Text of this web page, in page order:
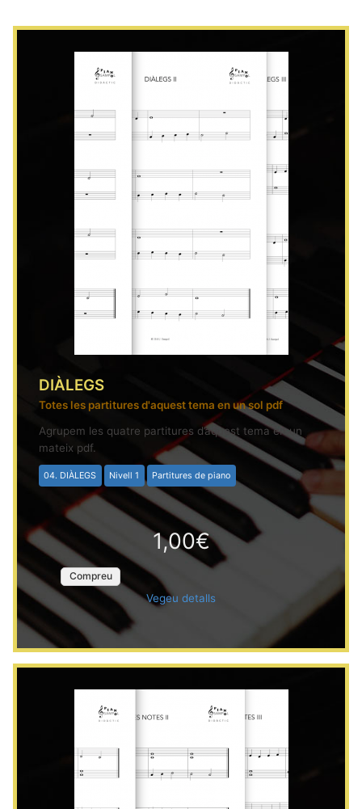
DIÀLEGS
Totes les partitures d'aquest tema en un sol pdf
Agrupem les quatre partitures d’aquest tema en un
mateix pdf.
04. DIÀLEGS Nivell 1 Partitures de piano
1,00€
Compreu
Vegeu detalls